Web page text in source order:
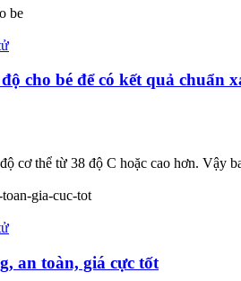
cho bé để có kết quả chuẩn
cơ thể từ 38 độ C hoặc cao hơn. Vậy
an toàn, giá cực tốt